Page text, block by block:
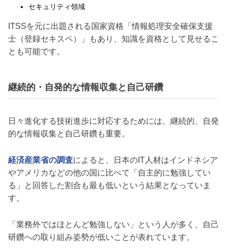
セキュリティ領域
ITSSを元に出題される国家資格「情報処理安全確保支援
士（登録セキスペ）」もあり、知識を資格として見せるこ
とも可能です。
継続的・自発的な情報収集と自己研鑽
日々進化する技術進歩に対応するためには、継続的、自発
的な情報収集と自己研鑽も重要。
経済産業省の調査によると、日本のIT人材はインドネシア
やアメリカなどの他の国に比べて「自主的に勉強してい
る」と回答した割合も最も低いという結果となっていま
す。
「業務外ではほとんど勉強しない」という人が多く、自己
研鑽への取り組み姿勢が低いことが表れています。